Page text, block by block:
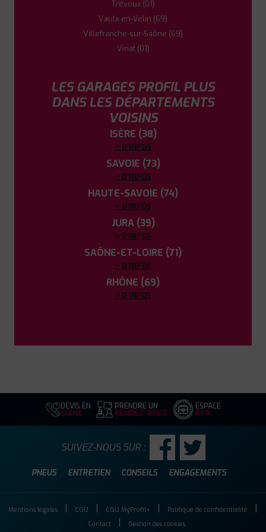
Trévoux (01)
Vaulx-en-Velin (69)
Villefranche-sur-Saône (69)
Viriat (01)
LES GARAGES PROFIL PLUS
DANS LES DÉPARTEMENTS
VOISINS
ISÈRE (38)
+ D'INFOS
SAVOIE (73)
+ D'INFOS
HAUTE-SAVOIE (74)
+ D'INFOS
JURA (39)
+ D'INFOS
SAÔNE-ET-LOIRE (71)
+ D'INFOS
RHÔNE (69)
+ D'INFOS
DEVIS EN
LIGNE
PRENDRE UN
RENDEZ-VOUS
ESPACE
PRO
PNEUS ENTRETIEN CONSEILS ENGAGEMENTS
SUIVEZ-NOUS SUR :
Mentions légales CGU CGU MyProfil+
Politique de confidentialité
Contact
Gestion des cookies